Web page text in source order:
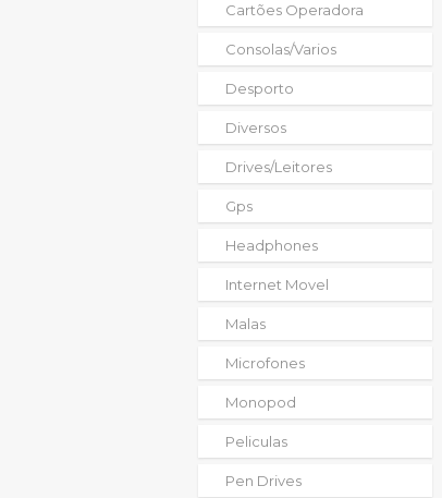
Cartões Operadora
Consolas/varios
Desporto
Diversos
Drives/leitores
Gps
Headphones
Internet Movel
Malas
Microfones
Monopod
Peliculas
Pen Drives